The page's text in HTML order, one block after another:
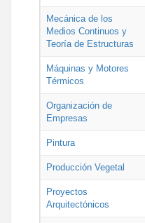
Mecánica de los
Medios Continuos y
Teoría de Estructuras
Máquinas y Motores
Térmicos
Organización de
Empresas
Pintura
Producción Vegetal
Proyectos
Arquitectónicos